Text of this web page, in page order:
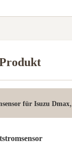
für Isuzu Dmax,